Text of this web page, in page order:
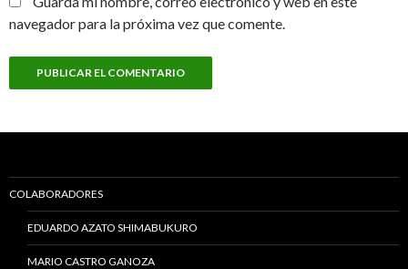
navegador para la próxima vez que comente.
COLABORADORES
EDUARDO AZATO SHIMABUKURO
MARIO CASTRO GANOZA